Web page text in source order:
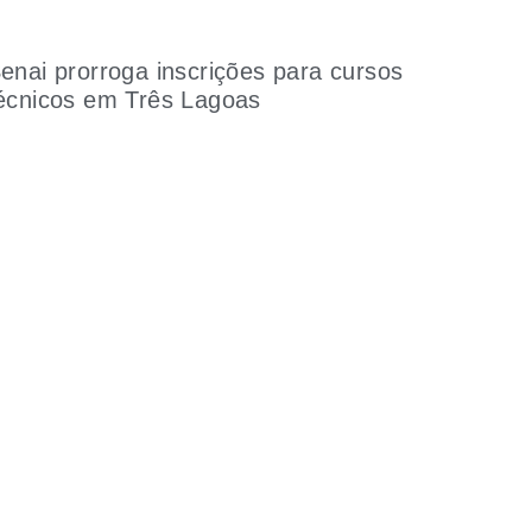
prorroga inscrições para cursos
em Três Lagoas